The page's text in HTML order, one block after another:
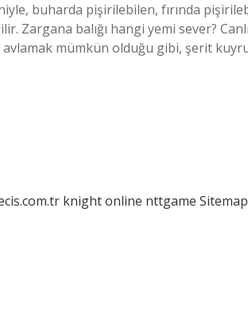
buharda pişirilebilen, fırında
Zargana balığı hangi yemi sever?
mümkün olduğu gibi, şerit
knight online nttgame Sitemap